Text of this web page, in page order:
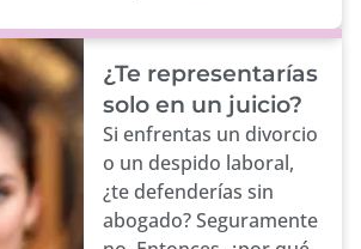
¿Te representarías
solo en un juicio?
Si enfrentas un divorcio
o un despido laboral,
¿te defenderías sin
abogado? Seguramente